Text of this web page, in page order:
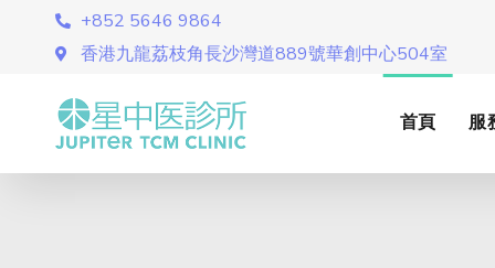
+852 5646 9864
香港九龍荔枝角長沙灣道889號華創中心504室
首頁 服